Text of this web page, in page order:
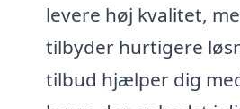
levere høj kvalitet,
tilbyder hurtigere
tilbud hjælper dig